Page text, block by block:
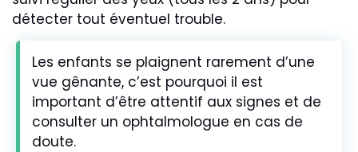
détecter tout éventuel trouble.
Les enfants se plaignent rarement d’une
vue gênante, c’est pourquoi il est
important d’être attentif aux signes et de
consulter un ophtalmologue en cas de
doute.